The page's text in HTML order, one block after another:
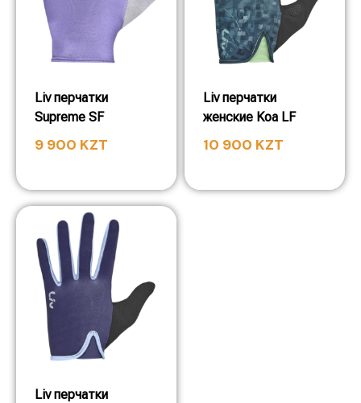
Liv перчатки
Supreme SF
9 900 KZT
Liv перчатки
женские Koa LF
10 900 KZT
Liv перчатки